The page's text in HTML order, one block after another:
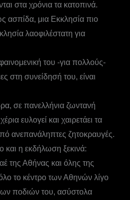
στα χρόνια τα κατοπινά.
ασπίδα, μια Εκκλησία πιο
λαοφιλέστατη για
του -για πολλούς-
στη συνείδησή του, είναι
σε πανελλήνια ζωντανή
ευλογεί και χαιρετάει τα
ανεπανάληπτες ζητοκραυγές.
και η εκδήλωση ξεκινά:
της Αθήνας και όλης της
το κέντρο των Αθηνών λίγο
ποδιών του, ασύστολα